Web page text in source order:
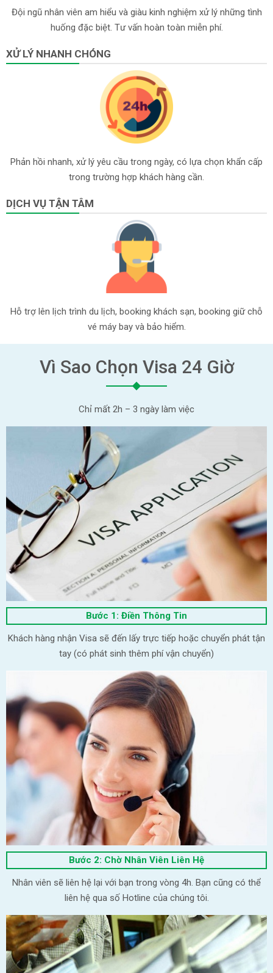
Đội ngũ nhân viên am hiểu và giàu kinh nghiệm xử lý những tình
huống đặc biệt. Tư vấn hoàn toàn miễn phí.
XỬ LÝ NHANH CHÓNG
Phản hồi nhanh, xử lý yêu cầu trong ngày, có lựa chọn khẩn cấp
trong trường hợp khách hàng cần.
DỊCH VỤ TẬN TÂM
Hỗ trợ lên lịch trình du lịch, booking khách sạn, booking giữ chỗ
vé máy bay và bảo hiểm.
Vì Sao Chọn Visa 24 Giờ
Chỉ mất 2h – 3 ngày làm việc
Bước 1: Điền Thông Tin
Khách hàng nhận Visa sẽ đến lấy trực tiếp hoặc chuyển phát tận
tay (có phát sinh thêm phí vận chuyển)
Bước 2: Chờ Nhân Viên Liên Hệ
Nhân viên sẽ liên hệ lại với bạn trong vòng 4h. Bạn cũng có thể
liên hệ qua số Hotline của chúng tôi.